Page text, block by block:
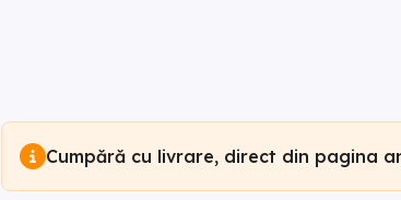
Cumpără cu livrare, direct din pagina